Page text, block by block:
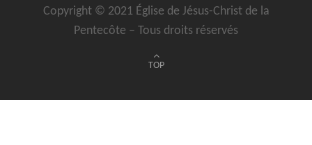
TOP
Copyright © 2021 Église de Jésus-Christ de la
Pentecôte – Tous droits réservés